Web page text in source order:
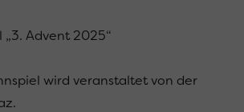
„3. Advent 2025“
wird veranstaltet von der